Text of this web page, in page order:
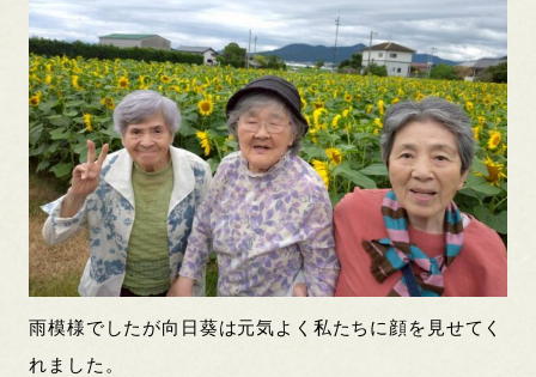
雨模様でしたが向日葵は元気よく私たちに顔を見せてく
れました。